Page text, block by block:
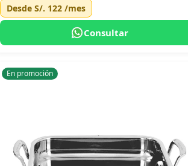
Desde S/. 122 /mes
Consultar
En promoción